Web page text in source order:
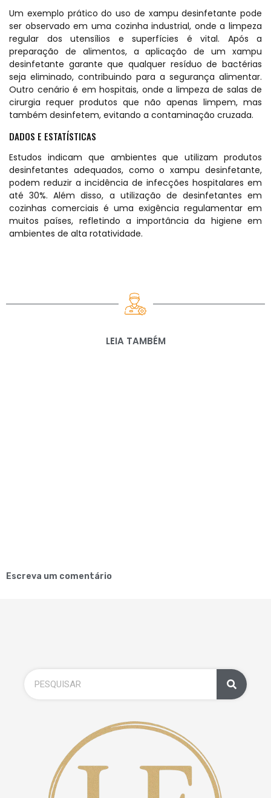
Um exemplo prático do uso de xampu desinfetante pode
ser observado em uma cozinha industrial, onde a limpeza
regular dos utensílios e superfícies é vital. Após a
preparação de alimentos, a aplicação de um xampu
desinfetante garante que qualquer resíduo de bactérias
seja eliminado, contribuindo para a segurança alimentar.
Outro cenário é em hospitais, onde a limpeza de salas de
cirurgia requer produtos que não apenas limpem, mas
também desinfetem, evitando a contaminação cruzada.
DADOS E ESTATÍSTICAS
Estudos indicam que ambientes que utilizam produtos
desinfetantes adequados, como o xampu desinfetante,
podem reduzir a incidência de infecções hospitalares em
até 30%. Além disso, a utilização de desinfetantes em
cozinhas comerciais é uma exigência regulamentar em
muitos países, refletindo a importância da higiene em
ambientes de alta rotatividade.
LEIA TAMBÉM
Escreva um comentário